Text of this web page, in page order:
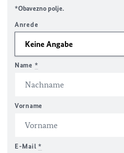
*Obavezno polje.
Anrede
Name *
Vorname
E-Mail *